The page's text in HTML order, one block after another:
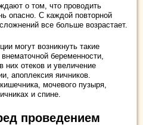
о том, что проводить
опасно. С каждой повторной
все больше возрастает.
могут возникнуть такие
беременности,
них отеков и увеличение
апоплексия яичников.
мочевого пузыря,
и спине.
проведением